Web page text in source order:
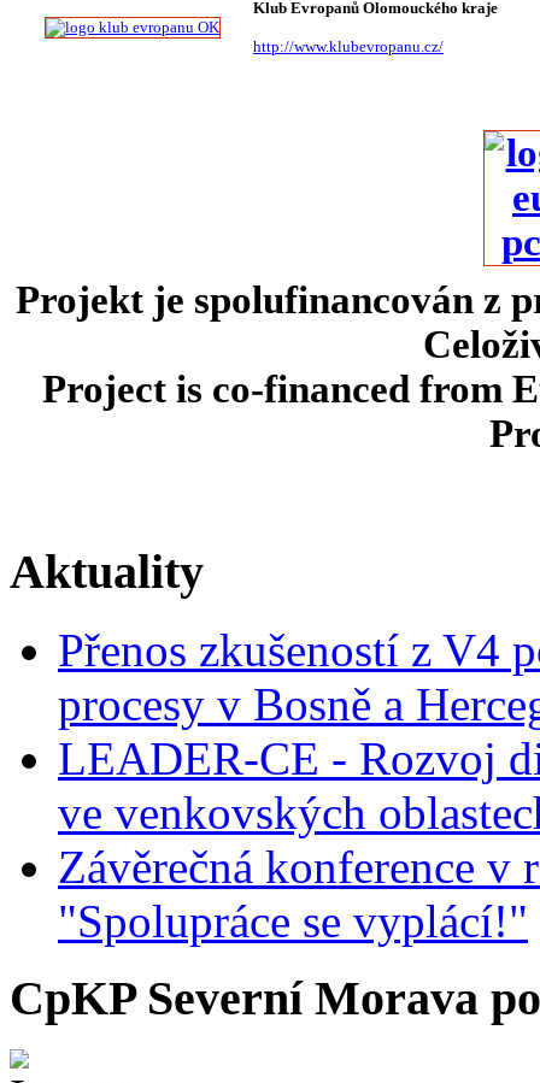
Klub Evropanů Olomouckého kraje
http://www.klubevropanu.cz/
Projekt je spolufinancován z
Project is co-financed from
Aktuality
Přenos zkušeností z V4
procesy v Bosně a
LEADER-CE - Rozvoj
ve venkovských
Závěrečná konference
"Spolupráce se vyplácí!"
CpKP Severní Morava